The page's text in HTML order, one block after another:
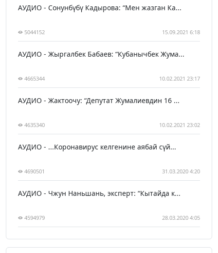
АУДИО - Сонунбүбү Кадырова: “Мен жазган Ка...
5044152 15.09.2021 6:18
АУДИО - Жыргалбек Бабаев: “Кубанычбек Жума...
4665344 10.02.2021 23:17
АУДИО - Жактоочу: “Депутат Жумалиевдин 16 ...
4635340 10.02.2021 23:02
АУДИО - ...Коронавирус келгенине аябай сүй...
4690501 31.03.2020 4:20
АУДИО - Чжун Наньшань, эксперт: “Кытайда к...
4594979 28.03.2020 4:05